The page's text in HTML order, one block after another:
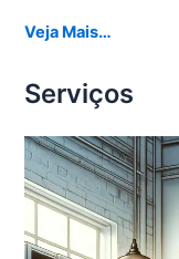
Veja Mais…
Serviços